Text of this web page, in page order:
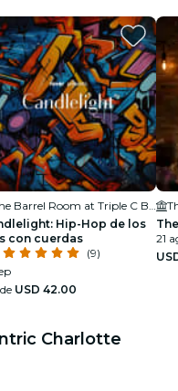
Hip-Hop de los
con cuerdas
(9)
USD 42.00
21
Charlotte